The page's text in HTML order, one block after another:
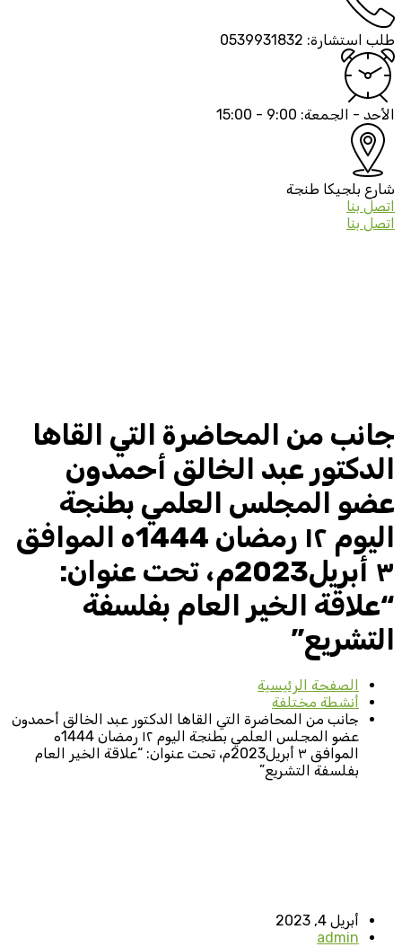
طلب استشارة: 0539931832
الأحد - الجمعة: 9:00 - 15:00
شارع بلجيكا طنجة
اتصل بنا
اتصل بنا
جانب من المحاضرة التي القاها
الدكتور عبد الخالق أحمدون
عضو المجلس العلمي بطنجة
اليوم ١٢ رمضان 1444ه الموافق
٣ أبريل2023م، تحت عنوان:
“علاقة الخير العام بفلسفة
التشريع”
الصفحة الرئيسية
أنشطة مختلفة
جانب من المحاضرة التي القاها الدكتور عبد الخالق أحمدون
عضو المجلس العلمي بطنجة اليوم ١٢ رمضان 1444ه
الموافق ٣ أبريل2023م، تحت عنوان: “علاقة الخير العام
بفلسفة التشريع”
أبريل 4, 2023
admin